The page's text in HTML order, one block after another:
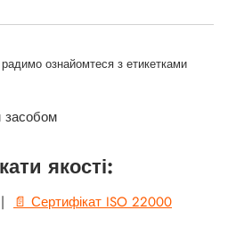
ознайомтеся з етикетками
засобом
якості:
|
📄 Сертифікат ISO 22000